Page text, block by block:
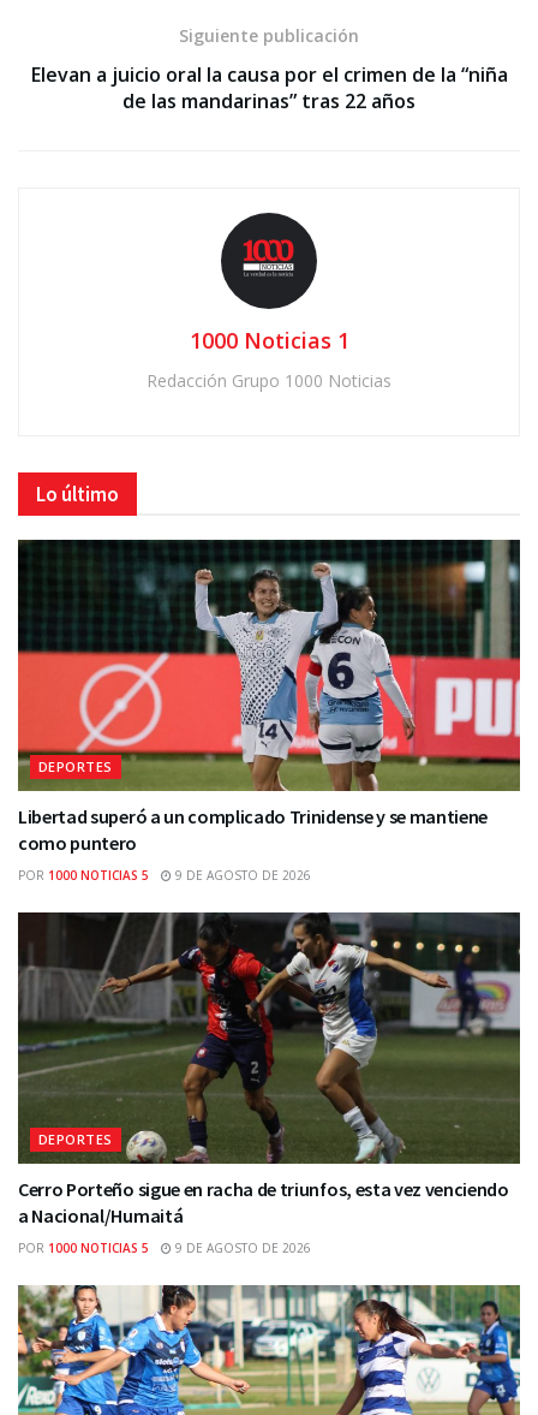
Siguiente publicación
Elevan a juicio oral la causa por el crimen de la “niña
de las mandarinas” tras 22 años
1000 Noticias 1
Redacción Grupo 1000 Noticias
Lo último
DEPORTES
Libertad superó a un complicado Trinidense y se mantiene
como puntero
POR 1000 NOTICIAS 5 9 DE AGOSTO DE 2026
DEPORTES
Cerro Porteño sigue en racha de triunfos, esta vez venciendo
a Nacional/Humaitá
POR 1000 NOTICIAS 5 9 DE AGOSTO DE 2026